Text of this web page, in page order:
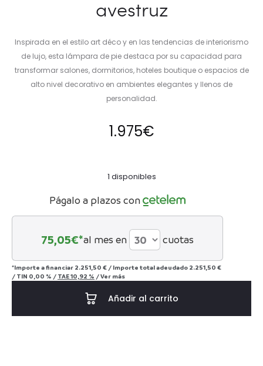
avestruz
Inspirada en el estilo art déco y en las tendencias de interiorismo
de lujo, esta lámpara de pie destaca por su capacidad para
transformar salones, dormitorios, hoteles boutique o espacios de
alto nivel decorativo en ambientes elegantes y llenos de
personalidad.
1.975€
1 disponibles
Págalo a plazos con
75,05€*al mes en cuotas
*Importe a financiar 2.251,50 € / Importe total adeudado 2.251,50 €
/ TIN 0,00 % / TAE10,92 % /Ver más
Añadir al carrito